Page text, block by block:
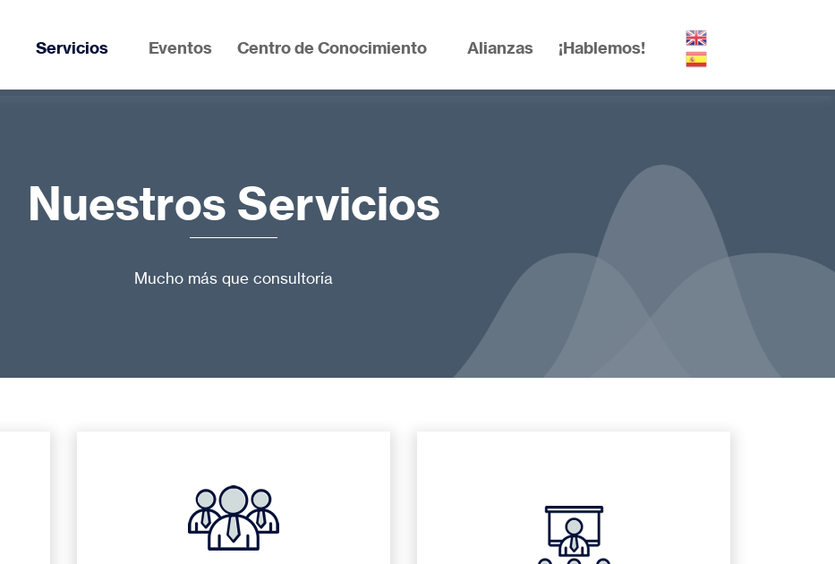
Servicios Eventos Centro de Conocimiento Alianzas ¡Hablemos!
Nuestros Servicios
Mucho más que consultoría